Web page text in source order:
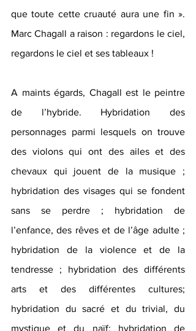
que toute cette cruauté aura une fin ».
Marc Chagall a raison : regardons le ciel,
regardons le ciel et ses tableaux !
A maints égards, Chagall est le peintre
de l’hybride. Hybridation des
personnages parmi lesquels on trouve
des violons qui ont des ailes et des
chevaux qui jouent de la musique ;
hybridation des visages qui se fondent
sans se perdre ; hybridation de
l’enfance, des rêves et de l’âge adulte ;
hybridation de la violence et de la
tendresse ; hybridation des différents
arts et des différentes cultures;
hybridation du sacré et du trivial, du
mystique et du naïf; hybridation de